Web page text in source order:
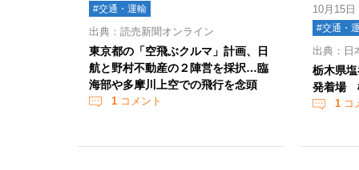
#交通・運輸
出典：読売新聞オンライン
東京都の「空飛ぶクルマ」計画、日
航と野村不動産の２陣営を採択…臨
海部や多摩川上空での飛行を念頭
1 コメント
10月15日
#交通・
出典：日
栃木県
発着場
1コ